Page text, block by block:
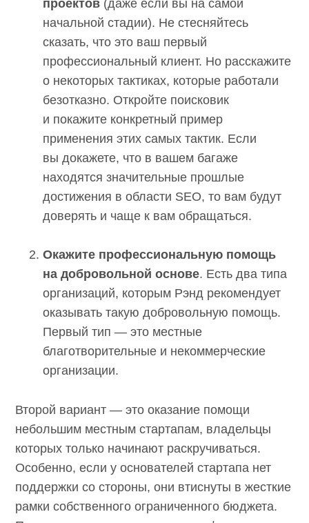
стадии). Не стесняйтесь сказать, что это
ваш первый профессиональный клиент.
Но расскажите о некоторых тактиках,
которые работали безотказно. Откройте
поисковик и покажите конкретный
пример применения этих самых тактик.
Если вы докажете, что в вашем багаже
находятся значительные прошлые
достижения в области SЕО, то вам будут
доверять и чаще к вам обращаться.
на добровольной основе. Есть два типа
организаций, которым Рэнд рекомендует
оказывать такую добровольную
помощь. Первый тип — это местные
благотворительные и некоммерческие
организации.
небольшим местным стартапам, владельцы
которых только начинают раскручиваться.
Особенно, если у основателей стартапа нет
поддержки со стороны, они втиснуты
в жесткие рамки собственного
ограниченного бюджета. Предложите